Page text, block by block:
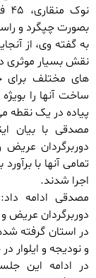
بصورت چپگرد و
به گفته وی، از
نقش بسیار
های مختلف برای
ساخت آنها را
پیاده در یک نقطه
دوربرگردان
اجرا شدند.
دوربرگردان عریض و
و نودیجه و ایلوار
در ادامه این